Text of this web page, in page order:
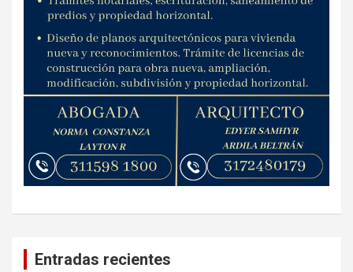
Entradas recientes